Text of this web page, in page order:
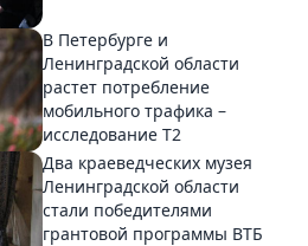
В Петербурге и
Ленинградской области
растет потребление
мобильного трафика –
исследование T2
Два краеведческих музея
Ленинградской области
стали победителями
грантовой программы ВТБ